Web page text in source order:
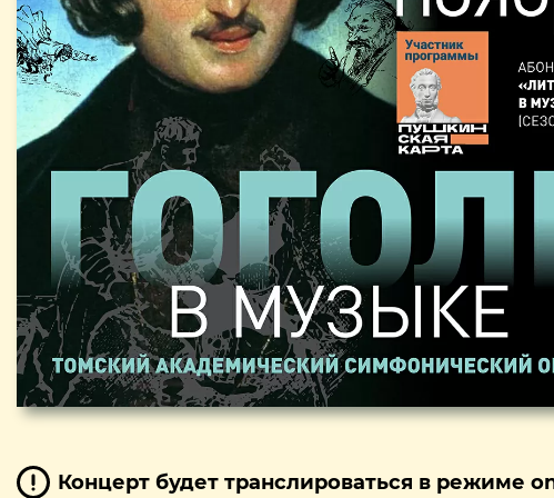
Концерт будет транслироваться в режиме